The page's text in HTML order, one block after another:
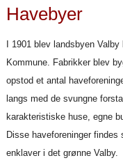
Havebyer
I 1901 blev landsbyen
Kommune. Fabrikker blev
opstod et antal
langs med de svungne
karakteristiske huse, egne
Disse haveforeninger
enklaver i det grønne Valby.